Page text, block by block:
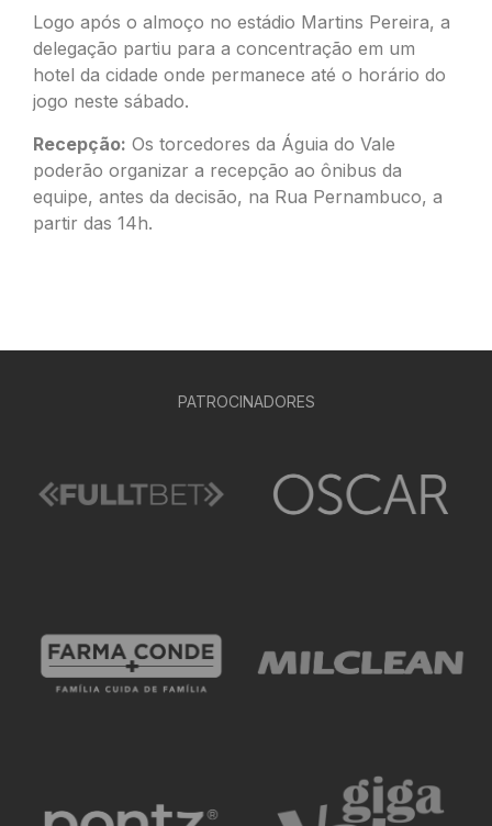
Logo após o almoço no estádio Martins Pereira, a
delegação partiu para a concentração em um
hotel da cidade onde permanece até o horário do
jogo neste sábado.
Recepção: Os torcedores da Águia do Vale
poderão organizar a recepção ao ônibus da
equipe, antes da decisão, na Rua Pernambuco, a
partir das 14h.
PATROCINADORES